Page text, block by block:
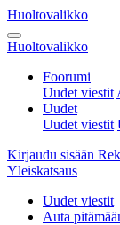
Huoltovalikko
Huoltovalikko
Foorumi
Uudet viestit
Uudet
Uudet viestit
Kirjaudu sisään
Yleiskatsaus
Uudet viestit
Auta